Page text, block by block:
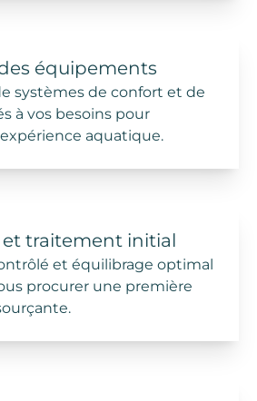
équipements
systèmes de confort et de
à vos besoins pour
aquatique.
et traitement initial
et équilibrage optimal
procurer une première